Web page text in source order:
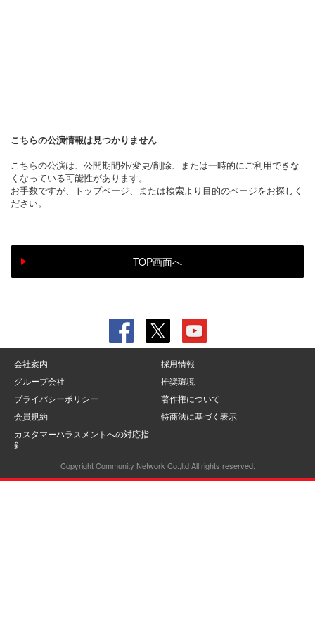
こちらの公演情報は見つかりません
こちらの公演は、公開期間外/変更/削除、または一時的にご利用できな
くなっている可能性があります。
お手数ですが、トップページ、または検索より目的のページをお探しく
ださい。
会社案内
採用情報
グループ会社
推奨環境
プライバシーポリシー
著作権について
会員規約
特商法に基づく表示
カスタマーハラスメントへの対応指
針
Copyright Community Network Co.,ltd All rights reserved.